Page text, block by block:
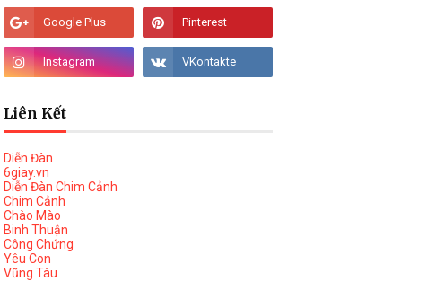
Liên Kết
Diễn Đàn
6giay.vn
Diễn Đàn Chim Cảnh
Chim Cảnh
Chào Mào
Binh Thuận
Công Chứng
Yêu Con
Vũng Tàu